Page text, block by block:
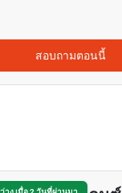
สอบถามตอนนี้